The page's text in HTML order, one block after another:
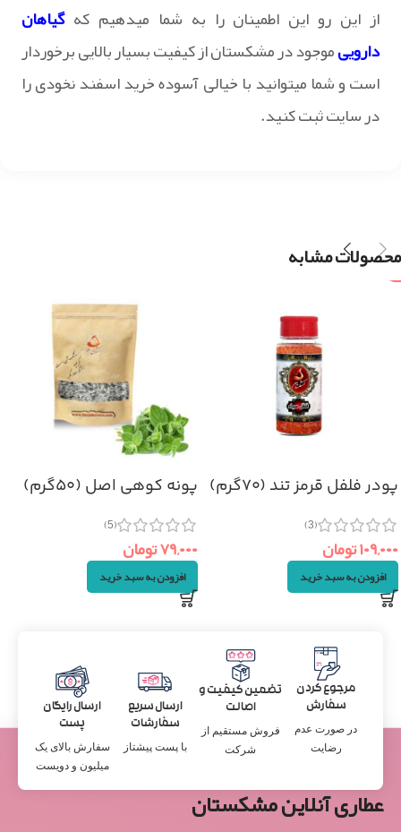
از این رو این اطمینان را به شما میدهیم که گیاهان
داروییموجود در مشکستان از کیفیت بسیار بالایی برخوردار
است و شما میتوانید با خیالی آسوده خرید اسفند نخودی را
در سایت ثبت کنید.
محصولات مشابه
پودر فلفل قرمز تند (۷۰گرم)
(3)
۱۰۹,۰۰۰تومان
افزودن به سبد خرید
پونه کوهی اصل (۵۰گرم)
(5)
۷۹,۰۰۰تومان
افزودن به سبد خرید
مرجوع کردن
سفارش
در صورت عدم
رضایت
تضمین کیفیت و
اصالت
فروش مستقیم از
شرکت
ارسال سریع
سفارشات
با پست پیشتاز
ارسال رایگان
پست
سفارش بالای یک
میلیون و دویست
عطاری آنلاین مشکستان